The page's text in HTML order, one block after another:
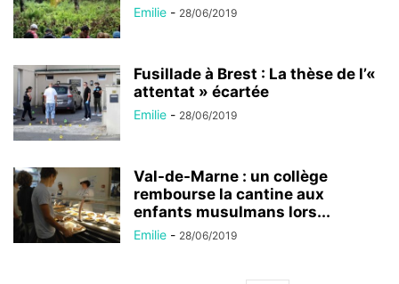
Emilie - 28/06/2019
Fusillade à Brest : La thèse de l’«
attentat » écartée
Emilie - 28/06/2019
Val-de-Marne : un collège
rembourse la cantine aux
enfants musulmans lors...
Emilie - 28/06/2019